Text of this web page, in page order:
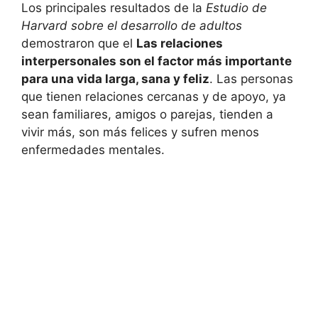
Los principales resultados de la Estudio de
Harvard sobre el desarrollo de adultos
demostraron que el Las relaciones
interpersonales son el factor más importante
para una vida larga, sana y feliz. Las personas
que tienen relaciones cercanas y de apoyo, ya
sean familiares, amigos o parejas, tienden a
vivir más, son más felices y sufren menos
enfermedades mentales.